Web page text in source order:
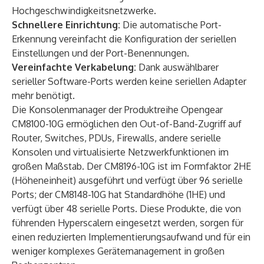
Hochgeschwindigkeitsnetzwerke.
Schnellere Einrichtung: Die automatische Port-
Erkennung vereinfacht die Konfiguration der seriellen
Einstellungen und der Port-Benennungen.
Vereinfachte Verkabelung: Dank auswählbarer
serieller Software-Ports werden keine seriellen Adapter
mehr benötigt.
Die Konsolenmanager der Produktreihe Opengear
CM8100-10G ermöglichen den Out-of-Band-Zugriff auf
Router, Switches, PDUs, Firewalls, andere serielle
Konsolen und virtualisierte Netzwerkfunktionen im
großen Maßstab. Der CM8196-10G ist im Formfaktor 2HE
(Höheneinheit) ausgeführt und verfügt über 96 serielle
Ports; der CM8148-10G hat Standardhöhe (1HE) und
verfügt über 48 serielle Ports. Diese Produkte, die von
führenden Hyperscalern eingesetzt werden, sorgen für
einen reduzierten Implementierungsaufwand und für ein
weniger komplexes Gerätemanagement in großen